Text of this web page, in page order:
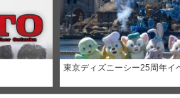
東京ディズニーシー25周年イ